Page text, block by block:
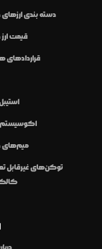
دسته بندی ارزهای
قیمت ارز
قراردادهای
اکوسیستم
میم‌های
توکن‌های غیرقابل